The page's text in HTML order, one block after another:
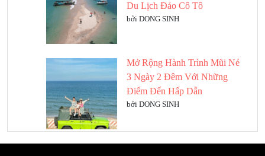
Du Lịch Đảo Cô Tô
bởi DONG SINH
Mở Rộng Hành Trình Mũi Né
3 Ngày 2 Đêm Với Những
Điểm Đến Hấp Dẫn
bởi DONG SINH